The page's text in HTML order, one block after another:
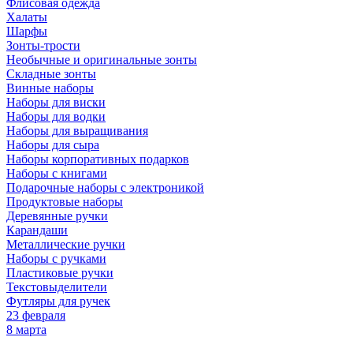
Флисовая одежда
Халаты
Шарфы
Зонты-трости
Необычные и оригинальные зонты
Складные зонты
Винные наборы
Наборы для виски
Наборы для водки
Наборы для выращивания
Наборы для сыра
Наборы корпоративных подарков
Наборы с книгами
Подарочные наборы с электроникой
Продуктовые наборы
Деревянные ручки
Карандаши
Металлические ручки
Наборы с ручками
Пластиковые ручки
Текстовыделители
Футляры для ручек
23 февраля
8 марта